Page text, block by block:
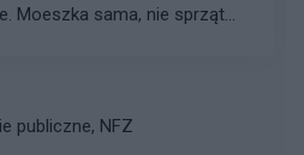
Moeszka sama, nie sprząt...
publiczne, NFZ